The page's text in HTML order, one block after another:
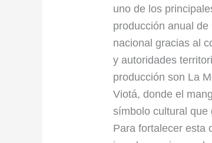
uno de los
producción anual
nacional gracias al
y autoridades
producción son La
Viotá, donde el
símbolo cultural que
Para fortalecer esta
de
100
pisos:
94.000
toneladas
al
año